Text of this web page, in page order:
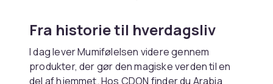
Fra historie til hverdagsliv
I dag lever Mumifølelsen videre gennem
produkter, der gør den magiske verden til en
del af hjemmet. Hos CDON finder du Arabia